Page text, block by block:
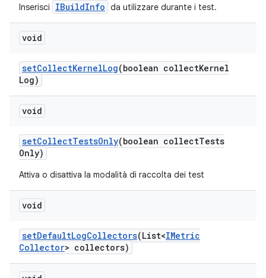
Inserisci IBuildInfo da utilizzare durante i test.
void
setCollectKernelLog(boolean collectKernel
Log)
void
setCollectTestsOnly(boolean collectTests
Only)
Attiva o disattiva la modalità di raccolta dei test
void
setDefaultLogCollectors(List<IMetric
Collector> collectors)